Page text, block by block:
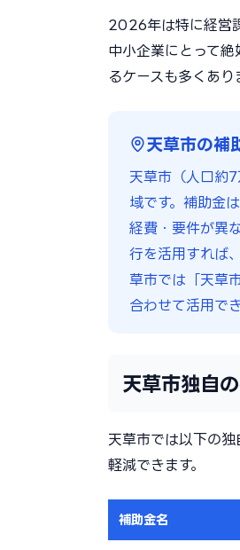
2026年は特に経営
中小企業にとって
るケースも多くあり
天草市の補
天草市（人口約
域です。補助金
経費・要件が異
行を活用すれば
草市では「天草
合わせて活用で
天草市独自
天草市では以下の
軽減できます。
補助金名